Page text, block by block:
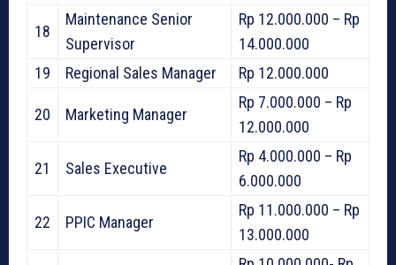
18
Maintenance Senior
Supervisor
Rp 12.000.000 – Rp
14.000.000
19
Regional Sales Manager Rp 12.000.000
20 Marketing Manager
Rp 7.000.000 – Rp
12.000.000
21 Sales Executive
Rp 4.000.000 – Rp
6.000.000
22 PPIC Manager
Rp 11.000.000 – Rp
13.000.000